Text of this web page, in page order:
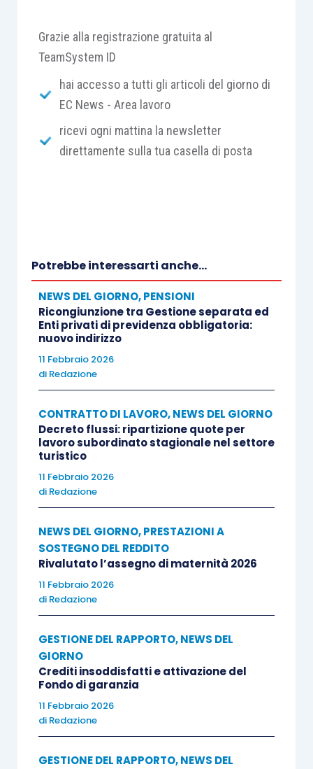
Grazie alla registrazione gratuita al
TeamSystem ID
hai accesso a tutti gli articoli del giorno di
EC News - Area lavoro
ricevi ogni mattina la newsletter
direttamente sulla tua casella di posta
Potrebbe interessarti anche...
NEWS DEL GIORNO,PENSIONI
Ricongiunzione tra Gestione separata ed
Enti privati di previdenza obbligatoria:
nuovo indirizzo
11 Febbraio 2026
di Redazione
CONTRATTO DI LAVORO,NEWS DEL GIORNO
Decreto flussi: ripartizione quote per
lavoro subordinato stagionale nel settore
turistico
11 Febbraio 2026
di Redazione
NEWS DEL GIORNO,PRESTAZIONI A
SOSTEGNO DEL REDDITO
Rivalutato l’assegno di maternità 2026
11 Febbraio 2026
di Redazione
GESTIONE DEL RAPPORTO,NEWS DEL
GIORNO
Crediti insoddisfatti e attivazione del
Fondo di garanzia
11 Febbraio 2026
di Redazione
GESTIONE DEL RAPPORTO,NEWS DEL